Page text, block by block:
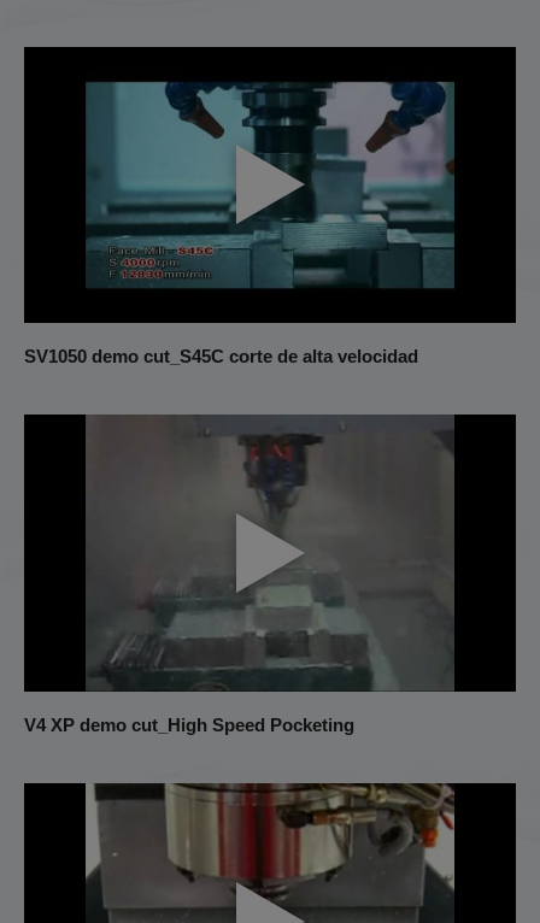
SV1050 demo cut_S45C corte de alta velocidad
V4 XP demo cut_High Speed Pocketing